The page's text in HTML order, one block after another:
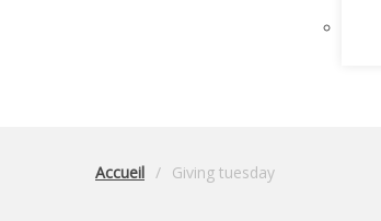
Accueil Giving tuesday